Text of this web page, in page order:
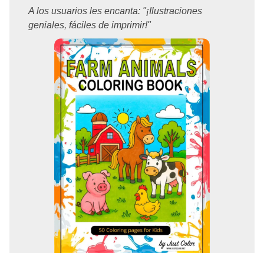
A los usuarios les encanta: "¡Ilustraciones
geniales, fáciles de imprimir!"